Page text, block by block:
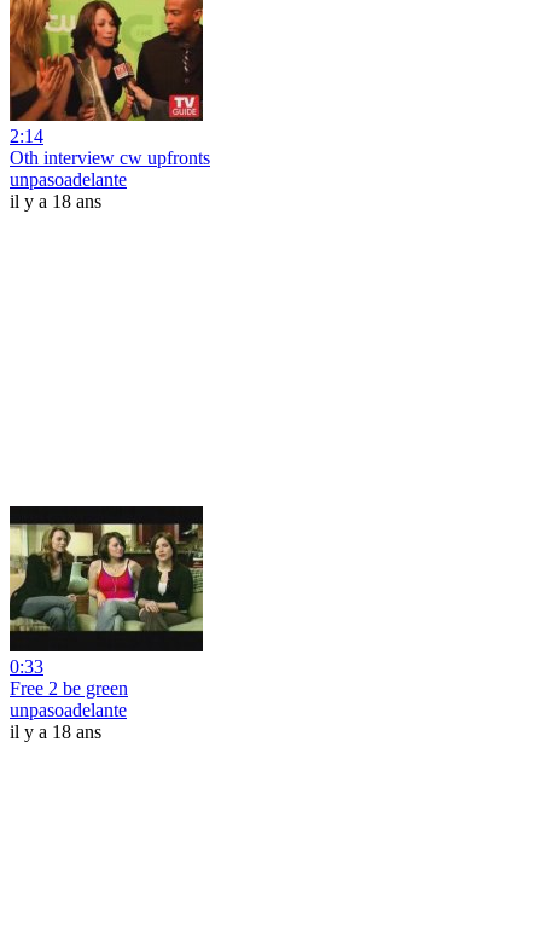
2:14
Oth interview cw upfronts
unpasoadelante
il y a 18 ans
0:33
Free 2 be green
unpasoadelante
il y a 18 ans